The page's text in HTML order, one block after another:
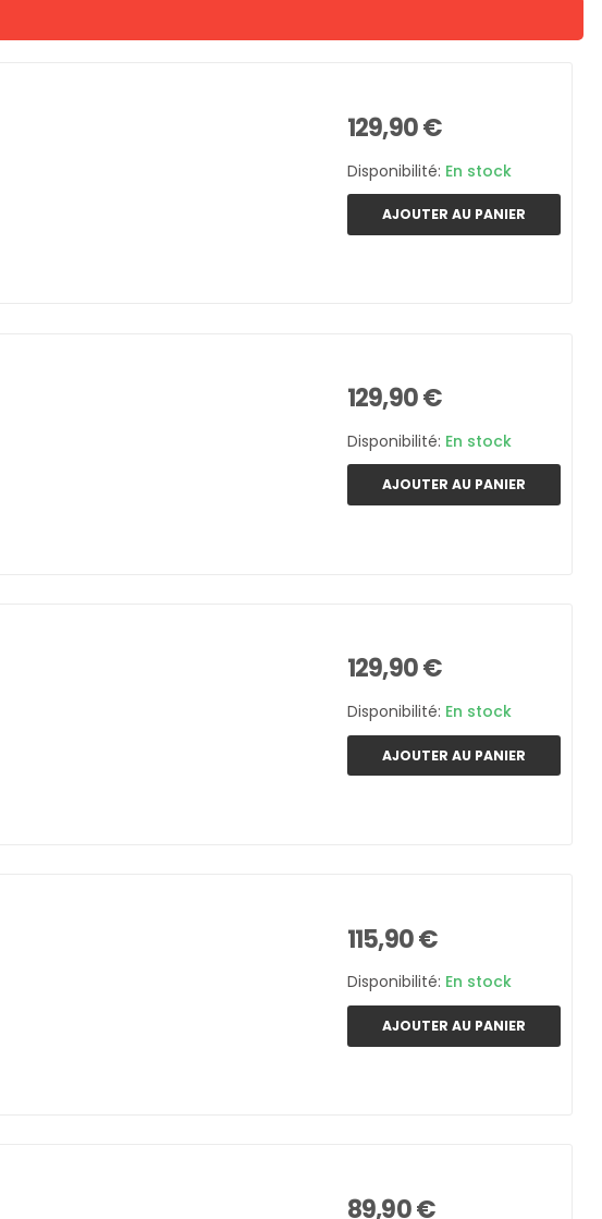
129,90 €
Disponibilité: En stock
AJOUTER AU PANIER
129,90 €
Disponibilité: En stock
AJOUTER AU PANIER
129,90 €
Disponibilité: En stock
AJOUTER AU PANIER
115,90 €
Disponibilité: En stock
AJOUTER AU PANIER
89,90 €